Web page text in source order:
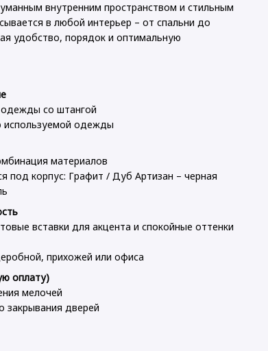
внутренним пространством и стильным
в любой интерьер – от спальни до
удобство, порядок и оптимальную
со штангой
используемой одежды
материалов
под корпус: Графит / Дуб Артизан – черная
вставки для акцента и спокойные оттенки
прихожей или офиса
оплату)
мелочей
закрывания дверей